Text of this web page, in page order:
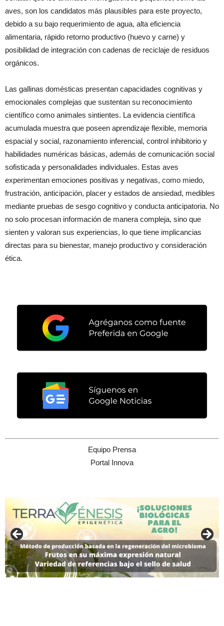
aves, son los candidatos más plausibles para este proyecto,
debido a su bajo requerimiento de agua, alta eficiencia
alimentaria, rápido retorno productivo (huevo y carne) y
posibilidad de integración con cadenas de reciclaje de residuos
orgánicos.
Las gallinas domésticas presentan capacidades cognitivas y
emocionales complejas que sustentan su reconocimiento
científico como animales sintientes. La evidencia científica
acumulada muestra que poseen aprendizaje flexible, memoria
espacial y social, razonamiento inferencial, control inhibitorio y
habilidades numéricas básicas, además de comunicación social
sofisticada y personalidades individuales. Estas aves
experimentan emociones positivas y negativas, como miedo,
frustración, anticipación, placer y estados de ansiedad, medibles
mediante pruebas de sesgo cognitivo y conducta anticipatoria. No
no solo procesan información de manera compleja, sino que
sienten y valoran sus experiencias, lo que tiene implicancias
directas para su bienestar, manejo productivo y consideración
ética.
Equipo Prensa
Portal Innova